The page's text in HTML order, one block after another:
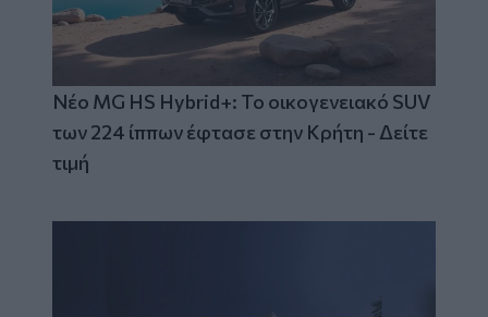
Νέο MG HS Hybrid+: Το οικογενειακό SUV
των 224 ίππων έφτασε στην Κρήτη - Δείτε
τιμή